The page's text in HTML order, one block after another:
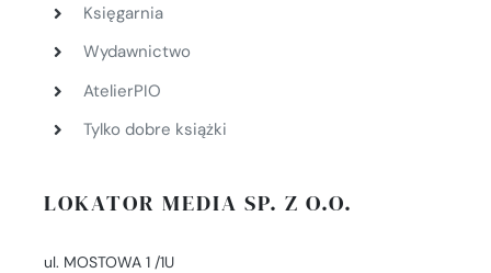
Księgarnia
Wydawnictwo
AtelierPIO
Tylko dobre książki
LOKATOR MEDIA SP. Z O.O.
ul. MOSTOWA 1 /1U